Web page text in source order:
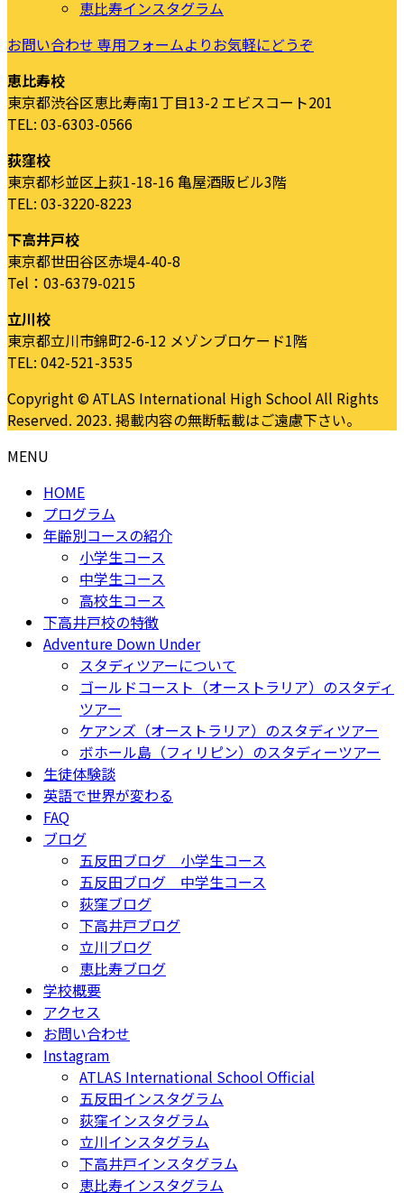
恵比寿インスタグラム
お問い合わせ 専用フォームよりお気軽にどうぞ
恵比寿校
東京都渋谷区恵比寿南1丁目13-2 エビスコート201
TEL: 03-6303-0566
荻窪校
東京都杉並区上荻1-18-16 亀屋酒販ビル3階
TEL: 03-3220-8223
下高井戸校
東京都世田谷区赤堤4-40-8
Tel：03-6379-0215
立川校
東京都立川市錦町2-6-12 メゾンブロケード1階
TEL: 042-521-3535
Copyright © ATLAS International High School All Rights
Reserved. 2023. 掲載内容の無断転載はご遠慮下さい。
MENU
HOME
プログラム
年齢別コースの紹介
小学生コース
中学生コース
高校生コース
下高井戸校の特徴
Adventure Down Under
スタディツアーについて
ゴールドコースト（オーストラリア）のスタディ
ツアー
ケアンズ（オーストラリア）のスタディツアー
ボホール島（フィリピン）のスタディーツアー
生徒体験談
英語で世界が変わる
FAQ
ブログ
五反田ブログ 小学生コース
五反田ブログ 中学生コース
荻窪ブログ
下高井戸ブログ
立川ブログ
恵比寿ブログ
学校概要
アクセス
お問い合わせ
Instagram
ATLAS International School Official
五反田インスタグラム
荻窪インスタグラム
立川インスタグラム
下高井戸インスタグラム
恵比寿インスタグラム